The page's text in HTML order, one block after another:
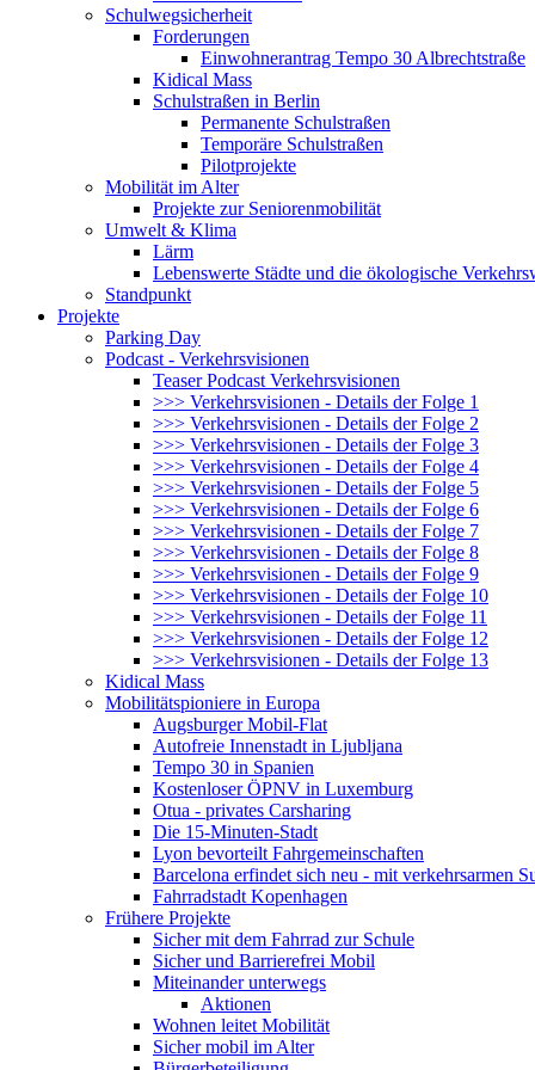
Schulwegsicherheit
Forderungen
Einwohnerantrag Tempo 30 Albrechtstraße
Kidical Mass
Schulstraßen in Berlin
Permanente Schulstraßen
Temporäre Schulstraßen
Pilotprojekte
Mobilität im Alter
Projekte zur Seniorenmobilität
Umwelt & Klima
Lärm
Lebenswerte Städte und die ökologische
Standpunkt
Projekte
Parking Day
Podcast - Verkehrsvisionen
Teaser Podcast Verkehrsvisionen
>>> Verkehrsvisionen - Details der Folge 1
>>> Verkehrsvisionen - Details der Folge 2
>>> Verkehrsvisionen - Details der Folge 3
>>> Verkehrsvisionen - Details der Folge 4
>>> Verkehrsvisionen - Details der Folge 5
>>> Verkehrsvisionen - Details der Folge 6
>>> Verkehrsvisionen - Details der Folge 7
>>> Verkehrsvisionen - Details der Folge 8
>>> Verkehrsvisionen - Details der Folge 9
>>> Verkehrsvisionen - Details der Folge 10
>>> Verkehrsvisionen - Details der Folge 11
>>> Verkehrsvisionen - Details der Folge 12
>>> Verkehrsvisionen - Details der Folge 13
Kidical Mass
Mobilitätspioniere in Europa
Augsburger Mobil-Flat
Autofreie Innenstadt in Ljubljana
Tempo 30 in Spanien
Kostenloser ÖPNV in Luxemburg
Otua - privates Carsharing
Die 15-Minuten-Stadt
Lyon bevorteilt Fahrgemeinschaften
Barcelona erfindet sich neu - mit verkehrsarmen
Fahrradstadt Kopenhagen
Frühere Projekte
Sicher mit dem Fahrrad zur Schule
Sicher und Barrierefrei Mobil
Miteinander unterwegs
Aktionen
Wohnen leitet Mobilität
Sicher mobil im Alter